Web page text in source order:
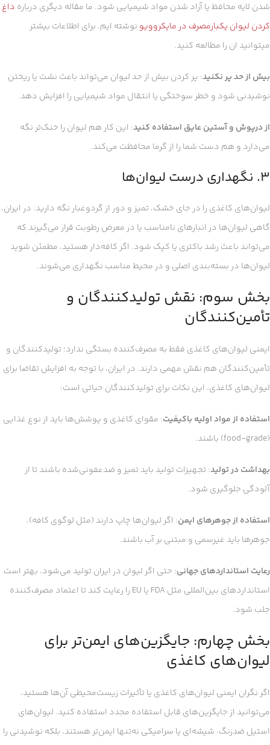
شدن لایه محافظ یا آزاد شدن مواد شیمیایی شود. ما مقاله دیگری درباره داغ
کردن لیوان یکبارمصرف در مایکروویو نوشته ایم. برای اطلاعات بیشتر
میتوانید ان را مطالعه کنید.
بیش از حد پر نکنید: پر کردن بیش از حد لیوان می‌تواند باعث نشت یا ریختن
نوشیدنی شود و خطر سوختگی یا انتقال مواد شیمیایی را افزایش دهد.
از درپوش و آستین عایق استفاده کنید: این کار هم لیوان را خنک‌تر نگه
می‌دارد و هم دست شما را از گرما محافظت می‌کند.
۳. نگهداری درست لیوان‌ها
لیوان‌های کاغذی را در جای خشک، تمیز و دور از گردوغبار نگه دارید. در ایران،
گاهی لیوان‌ها در انبارهای نامناسب یا در معرض رطوبت قرار می‌گیرند که
می‌تواند باعث رشد باکتری یا کپک شود. اگر کافه‌دار هستید، مطمئن شوید
لیوان‌ها در بسته‌بندی اصلی و در محیط مناسب نگهداری می‌شوند.
بخش سوم: نقش تولیدکنندگان و
تأمین‌کنندگان
ایمنی لیوان‌های کاغذی فقط به مصرف‌کننده بستگی ندارد؛ تولیدکنندگان و
تأمین‌کنندگان هم نقش مهمی دارند. در ایران، با توجه به افزایش تقاضا برای
لیوان‌های کاغذی، این نکات برای تولیدکنندگان حیاتی است:
استفاده از مواد اولیه باکیفیت: مقوای کاغذی و پوشش‌ها باید از نوع غذایی
(food-grade) باشند.
بهداشت در تولید: تجهیزات تولید باید تمیز و ضدعفونی‌شده باشند تا از
آلودگی جلوگیری شود.
استفاده از جوهرهای ایمن: اگر لیوان‌ها چاپ دارند (مثل لوگوی کافه)،
جوهرها باید غیرسمی و مبتنی بر آب باشند.
رعایت استانداردهای جهانی: حتی اگر لیوان در ایران تولید می‌شود، بهتر است
استانداردهای بین‌المللی مثل FDA یا EU را رعایت کند تا اعتماد مصرف‌کننده
جلب شود.
بخش چهارم: جایگزین‌های ایمن‌تر برای
لیوان‌های کاغذی
اگر نگران ایمنی لیوان‌های کاغذی یا تأثیرات زیست‌محیطی آن‌ها هستید،
می‌توانید از جایگزین‌های قابل استفاده مجدد استفاده کنید. لیوان‌های
استیل ضدزنگ، شیشه‌ای یا سرامیکی نه‌تنها ایمن‌تر هستند، بلکه نوشیدنی را